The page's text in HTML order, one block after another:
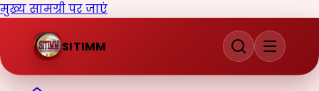
मुख्य सामग्री पर जाएं
SITIMM